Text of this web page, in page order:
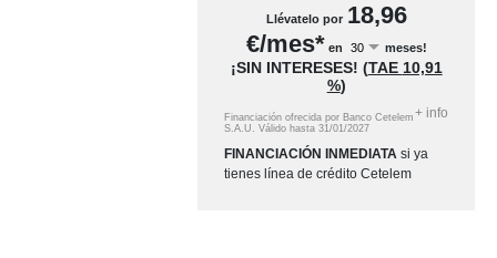
Llévatelo por 18,96
€/mes* en meses!
¡SIN INTERESES! (TAE 10,91
%)
Financiación ofrecida por Banco Cetelem
S.A.U.Válido hasta31/01/2027
+ info
FINANCIACIÓN INMEDIATA si ya
tienes línea de crédito Cetelem